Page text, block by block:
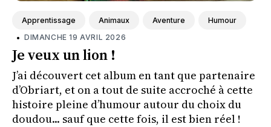
Apprentissage Animaux Aventure Humour
• DIMANCHE 19 AVRIL 2026
Je veux un lion !
J’ai découvert cet album en tant que partenaire
d’Obriart, et on a tout de suite accroché à cette
histoire pleine d’humour autour du choix du
doudou... sauf que cette fois, il est bien réel !